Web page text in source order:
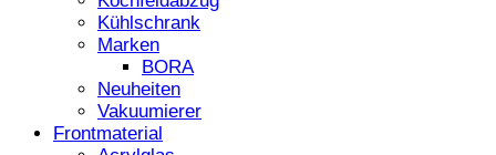
Kühlschrank
Marken
BORA
Neuheiten
Vakuumierer
Frontmaterial